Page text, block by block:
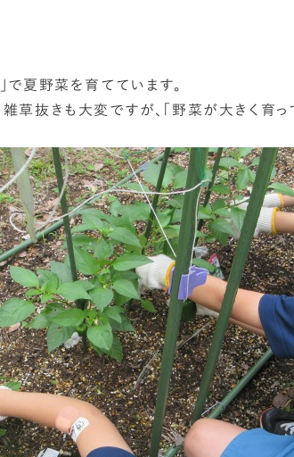
で夏野菜を育てています。
草抜きも大変ですが、「野菜が大きく育